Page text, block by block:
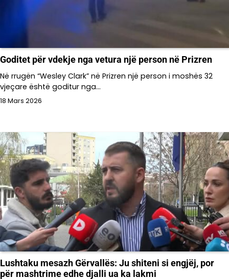
Goditet për vdekje nga vetura një person në Prizren
Në rrugën “Wesley Clark” në Prizren një person i moshës 32
vjeçare është goditur nga…
18 Mars 2026
Lushtaku mesazh Gërvallës: Ju shiteni si engjëj, por
për mashtrime edhe djalli ua ka lakmi